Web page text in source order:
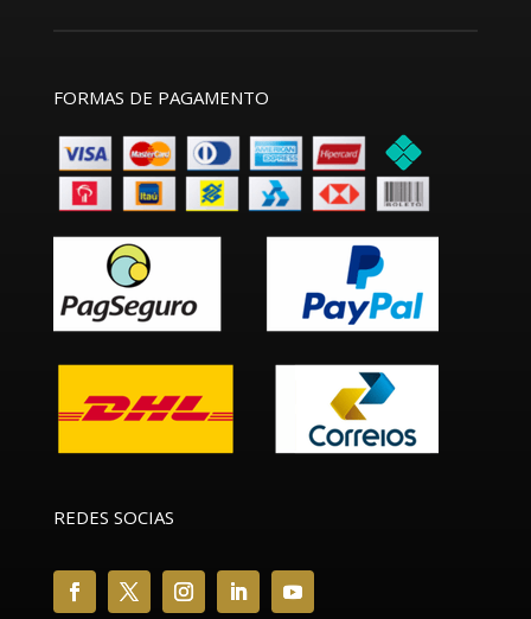
FORMAS DE PAGAMENTO
REDES SOCIAS